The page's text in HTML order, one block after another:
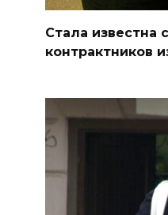
Стала известна
контрактников